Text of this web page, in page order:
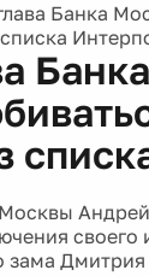
Банка
Москвы
зама